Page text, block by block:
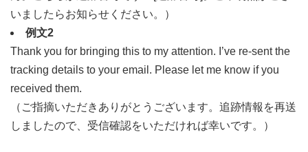
いましたらお知らせください。）
例文2
Thank you for bringing this to my attention. I’ve re-sent the
tracking details to your email. Please let me know if you
received them.
（ご指摘いただきありがとうございます。追跡情報を再送
しましたので、受信確認をいただければ幸いです。）